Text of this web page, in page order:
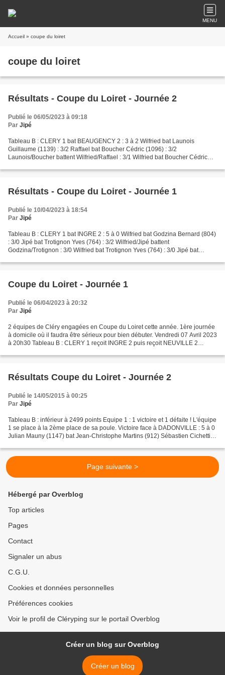
MENU
Accueil » coupe du loiret
coupe du loiret
Résultats - Coupe du Loiret - Journée 2
Publié le 06/05/2023 à 09:18
Par Jipé
Tableau B : CLERY 1 bat BEAUGENCY 2 : 3 à 2 Wilfried bat Launois
Guillaume (1139) : 3/2 Raffael bat Boucher Cédric (1096) : 3/2
Launois/Boucher battent Wilfried/Raffael : 3/1 Wilfried bat Boucher Cédric
Résultats - Coupe du Loiret - Journée 1
Publié le 10/04/2023 à 18:54
Par Jipé
Tableau B : CLERY 1 bat INGRE 2 : 5 à 0 Wilfried bat Godzina Bernard (804)
: 3/0 Jipé bat Trotignon Yves (764) : 3/2 Wilfried/Jipé battent
Godzina/Trotignon : 3/0 Wilfried bat Trotignon Yves (764) : 3/0 Jipé bat
Coupe du Loiret - Journée 1
Publié le 06/04/2023 à 20:32
Par Jipé
2 équipes de Cléry engagées en Coupe du Loiret cette année. 1ère journée
à domicile où il faudra être sérieux pour bien débuter. Vendredi 07 Avril 2023
à 20h30 Tableau B : CLERY 1 reçoit INGRE 2 puis reçoit NEUVILLE 2
Résultats Coupe du Loiret - Journée 2
Publié le 14/05/2015 à 00:25
Par Jipé
Tableau B : inférieur à 2499 points Equipe 1 : 1 victoire et 1 défaite ! L'équipe
1 se place à la 2ème place de sa poule. Victoire face à DADONVILLE : 5 à 0
Julian Mauny (1147) bat Jean-Christophe Martins (912) Sébastien Cichetti
Page suivante >
Hébergé par Overblog
Top articles
Pages
Contact
Signaler un abus
C.G.U.
Cookies et données personnelles
Préférences cookies
Voir le profil de Cléryping sur le portail Overblog
Créer un blog sur Overblog
Créer un blog